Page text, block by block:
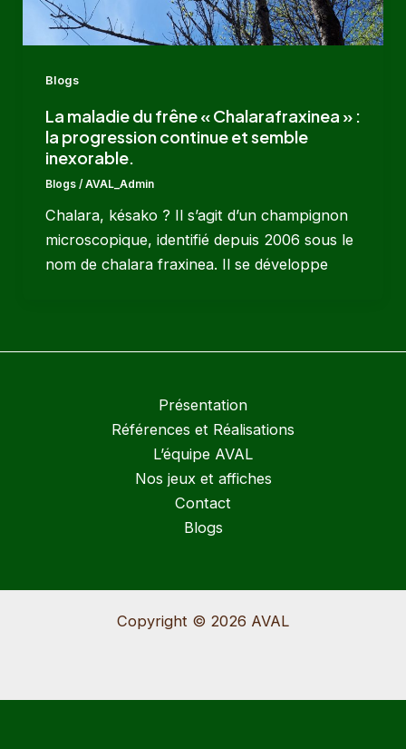
Blogs
La maladie du frêne « Chalarafraxinea » :
la progression continue et semble
inexorable.
Blogs/ AVAL_Admin
Chalara, késako ? Il s’agit d’un champignon
microscopique, identifié depuis 2006 sous le
nom de chalara fraxinea. Il se développe
Présentation
Références et Réalisations
L’équipe AVAL
Nos jeux et affiches
Contact
Blogs
Copyright © 2026 AVAL